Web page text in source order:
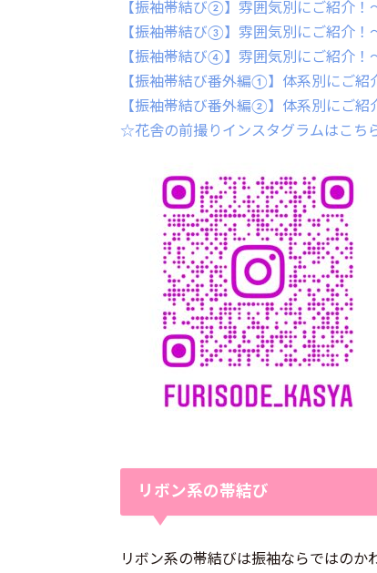
【振袖帯結び②】雰囲気別にご紹介！
【振袖帯結び③】雰囲気別にご紹介！
【振袖帯結び④】雰囲気別にご紹介！
【振袖帯結び番外編①】体系別にご紹
【振袖帯結び番外編②】体系別にご紹
☆花舎の前撮りインスタグラムはこち
リボン系の帯結び
リボン系の帯結びは振袖ならではのか